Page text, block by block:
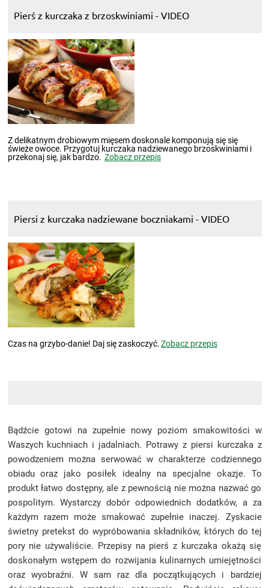
Pierś z kurczaka z brzoskwiniami - VIDEO
Z delikatnym drobiowym mięsem doskonale komponują się się
świeże owoce. Przygotuj kurczaka nadziewanego brzoskwiniami i
przekonaj się, jak bardzo. Zobacz przepis
Piersi z kurczaka nadziewane boczniakami - VIDEO
Czas na grzybo-danie! Daj się zaskoczyć.Zobacz przepis
Bądźcie gotowi na zupełnie nowy poziom smakowitości w
Waszych kuchniach i jadalniach. Potrawy z piersi kurczaka z
powodzeniem można serwować w charakterze codziennego
obiadu oraz jako posiłek idealny na specjalne okazje. To
produkt łatwo dostępny, ale z pewnością nie można nazwać go
pospolitym. Wystarczy dobór odpowiednich dodatków, a za
każdym razem może smakować zupełnie inaczej. Zyskacie
świetny pretekst do wypróbowania składników, których do tej
pory nie używaliście. Przepisy na pierś z kurczaka okażą się
doskonałym wstępem do rozwijania kulinarnych umiejętności
oraz wyobraźni. W sam raz dla początkujących i bardziej